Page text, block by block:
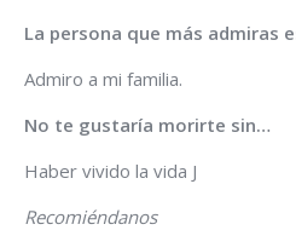
La persona que más admiras
Admiro a mi familia.
No te gustaría morirte sin…
Haber vivido la vida J
Recomiéndanos